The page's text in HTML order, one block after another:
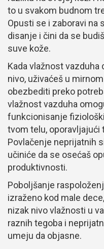
to u svakom budnom
Opusti se i zaboravi na
disanje i čini da se
suve kože.
Kada vlažnost
nivo, uživaćeš u
obezbediti preko
vlažnost vazduha
funkcionisanje
tvom telu, oporavljajući
Povlačenje neprijatnih
učiniće da se osećaš
produktivnosti.
Poboljšanje
izraženo kod male
nizak nivo vlažnosti u
raznih tegoba i
umeju da objasne.